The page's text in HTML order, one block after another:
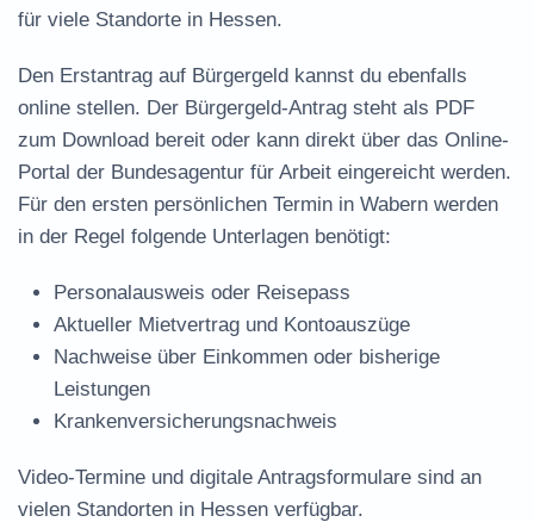
für viele Standorte in Hessen.
Den Erstantrag auf Bürgergeld kannst du ebenfalls
online stellen. Der Bürgergeld-Antrag steht als PDF
zum Download bereit oder kann direkt über das Online-
Portal der Bundesagentur für Arbeit eingereicht werden.
Für den ersten persönlichen Termin in Wabern werden
in der Regel folgende Unterlagen benötigt:
Personalausweis oder Reisepass
Aktueller Mietvertrag und Kontoauszüge
Nachweise über Einkommen oder bisherige
Leistungen
Krankenversicherungsnachweis
Video-Termine und digitale Antragsformulare sind an
vielen Standorten in Hessen verfügbar.